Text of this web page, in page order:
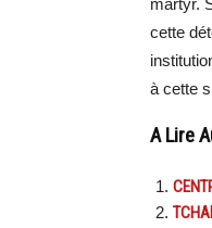
martyr.
cette
à cette
A Lire